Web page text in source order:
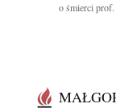
o śmierci